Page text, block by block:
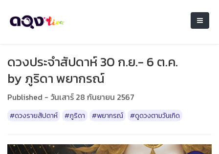
ดวงประจำสัปดาห์ 30 ก.ย.- 6 ต.ค.
by ภูริดา พยากรณ์
Published - วันเสาร์ 28 กันยายน 2567
#ดวงรายสัปดาห์ #ภูริดา #พยากรณ์ #ดูดวงตามวันเกิด